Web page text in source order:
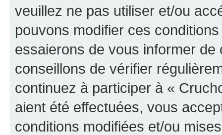
veuillez ne pas utiliser et/ou
pouvons modifier ces
essaierons de vous informer
conseillons de vérifier
continuez à participer à «
aient été effectuées, vous
conditions modifiées et/ou